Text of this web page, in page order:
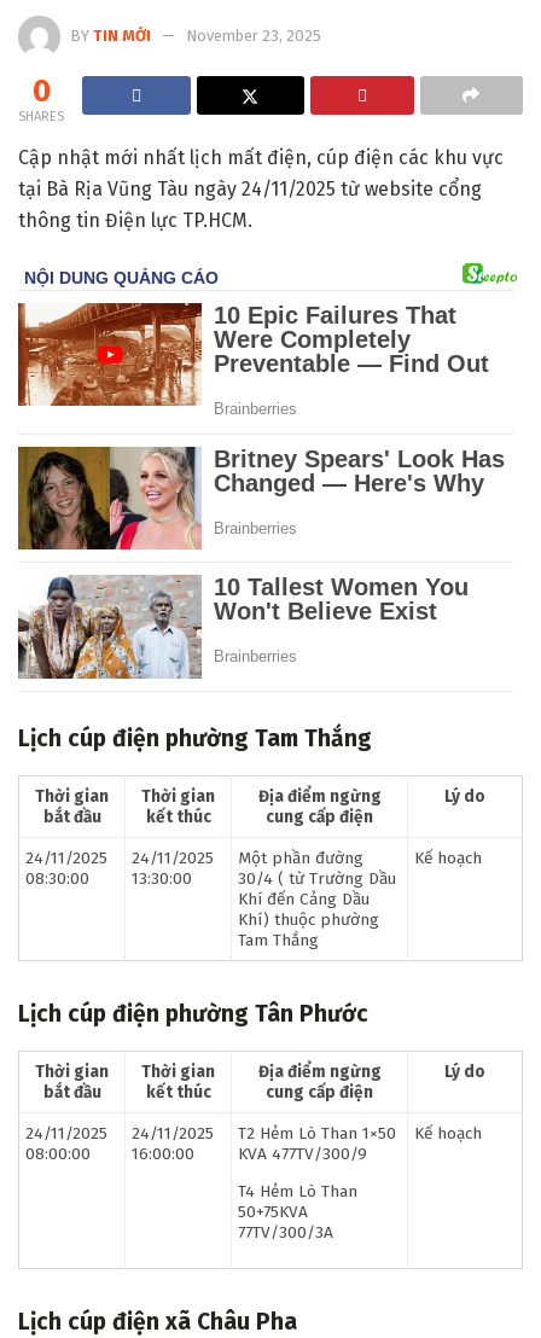
BY TIN MỚI November 23, 2025
0
SHARES
Cập nhật mới nhất lịch mất điện, cúp điện các khu vực
tại Bà Rịa Vũng Tàu ngày 24/11/2025 từ website cổng
thông tin Điện lực TP.HCM.
Lịch cúp điện phường Tam Thắng
Thời gian
bắt đầu
Thời gian
kết thúc
Địa điểm ngừng
cung cấp điện
Lý do
24/11/2025
08:30:00
24/11/2025
13:30:00
Một phần đường
30/4 ( từ Trường Dầu
Khí đến Cảng Dầu
Khí) thuộc phường
Tam Thắng
Kế hoạch
Lịch cúp điện phường Tân Phước
Thời gian
bắt đầu
Thời gian
kết thúc
Địa điểm ngừng
cung cấp điện
Lý do
24/11/2025
08:00:00
24/11/2025
16:00:00
T2 Hẻm Lò Than 1×50
KVA 477TV/300/9
T4 Hẻm Lò Than
50+75KVA
77TV/300/3A
Kế hoạch
Lịch cúp điện xã Châu Pha